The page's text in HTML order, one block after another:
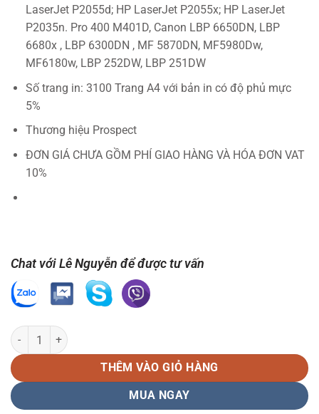
LaserJet P2055d; HP LaserJet P2055x; HP LaserJet
P2035n. Pro 400 M401D, Canon LBP 6650DN, LBP
6680x , LBP 6300DN , MF 5870DN, MF5980Dw,
MF6180w, LBP 252DW, LBP 251DW
Số trang in: 3100 Trang A4 với bản in có độ phủ mực
5%
Thương hiệu Prospect
ĐƠN GIÁ CHƯA GỒM PHÍ GIAO HÀNG VÀ HÓA ĐƠN VAT
10%
Chat với Lê Nguyễn để được tư vấn
Hộp mực 05A/80A/319 Prospect có lỗ đổ mực và xả thải số lượng
THÊM VÀO GIỎ HÀNG
MUA NGAY